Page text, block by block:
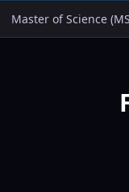
Master of Science